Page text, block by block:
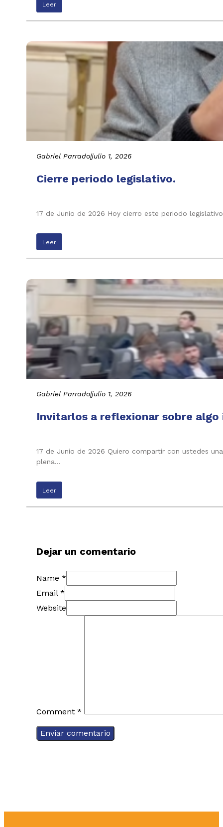
Leer
Gabriel Parrado|julio 1, 2026
Cierre periodo legislativo.
17 de Junio de 2026 Hoy cierro este periodo
Leer
Gabriel Parrado|julio 1, 2026
Invitarlos a reflexionar sobre
17 de Junio de 2026 Quiero compartir con ustedes
plena…
Leer
Dejar un comentario
Name *
Email *
Website
Comment *